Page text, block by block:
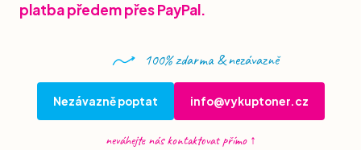
platba předem přes PayPal.
100% zdarma & nezávazně
Nezávazně poptat info@vykuptoner.cz
neváhejte nás kontaktovat přímo ↑